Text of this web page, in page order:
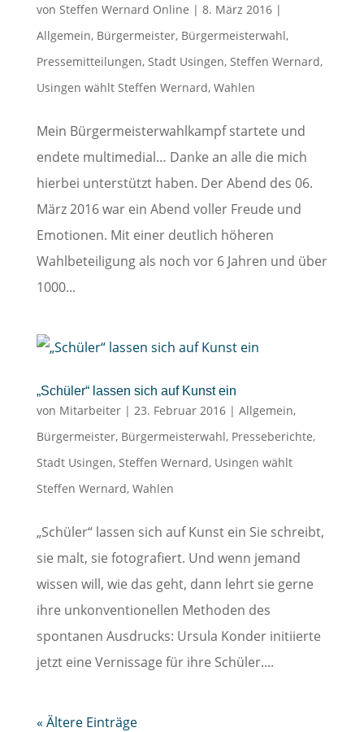
von Steffen Wernard Online | 8. März 2016|
Allgemein, Bürgermeister, Bürgermeisterwahl,
Pressemitteilungen, Stadt Usingen, Steffen Wernard,
Usingen wählt Steffen Wernard, Wahlen
Mein Bürgermeisterwahlkampf startete und
endete multimedial… Danke an alle die mich
hierbei unterstützt haben. Der Abend des 06.
März 2016 war ein Abend voller Freude und
Emotionen. Mit einer deutlich höheren
Wahlbeteiligung als noch vor 6 Jahren und über
1000...
„Schüler“ lassen sich auf Kunst ein
von Mitarbeiter| 23. Februar 2016| Allgemein,
Bürgermeister, Bürgermeisterwahl, Presseberichte,
Stadt Usingen, Steffen Wernard, Usingen wählt
Steffen Wernard, Wahlen
„Schüler“ lassen sich auf Kunst ein Sie schreibt,
sie malt, sie fotografiert. Und wenn jemand
wissen will, wie das geht, dann lehrt sie gerne
ihre unkonventionellen Methoden des
spontanen Ausdrucks: Ursula Konder initiierte
jetzt eine Vernissage für ihre Schüler....
« Ältere Einträge